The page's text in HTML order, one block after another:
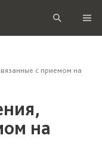
с приемом на
на